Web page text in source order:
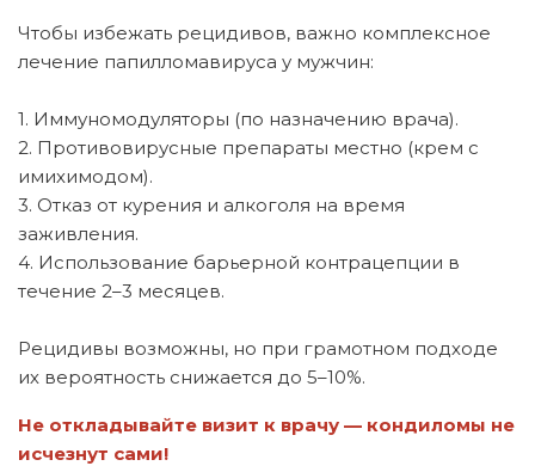
Чтобы избежать рецидивов, важно комплексное
лечение папилломавируса у мужчин:
1. Иммуномодуляторы (по назначению врача).
2. Противовирусные препараты местно (крем с
имихимодом).
3. Отказ от курения и алкоголя на время
заживления.
4. Использование барьерной контрацепции в
течение 2–3 месяцев.
Рецидивы возможны, но при грамотном подходе
их вероятность снижается до 5–10%.
Не откладывайте визит к врачу — кондиломы не
исчезнут сами!